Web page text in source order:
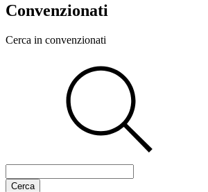
Convenzionati
Cerca in convenzionati
Cerca